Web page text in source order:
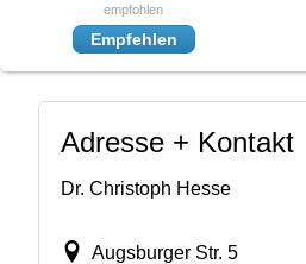
Empfehlen
Adresse + Kontakt
Dr. Christoph Hesse
Augsburger Str. 5